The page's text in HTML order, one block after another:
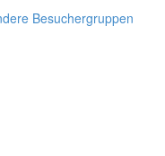
Besuchergruppen